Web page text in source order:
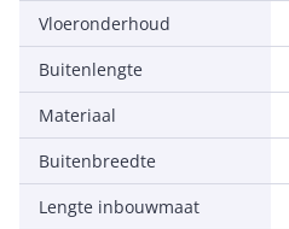
Vloeronderhoud
Buitenlengte
Materiaal
Buitenbreedte
Lengte inbouwmaat